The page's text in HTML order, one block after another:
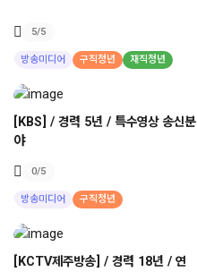
5/5
방송미디어 구직청년 재직청년
[KBS] / 경력 5년 / 특수영상 송신분
야
0/5
방송미디어 구직청년
[KCTV제주방송] / 경력 18년 / 연